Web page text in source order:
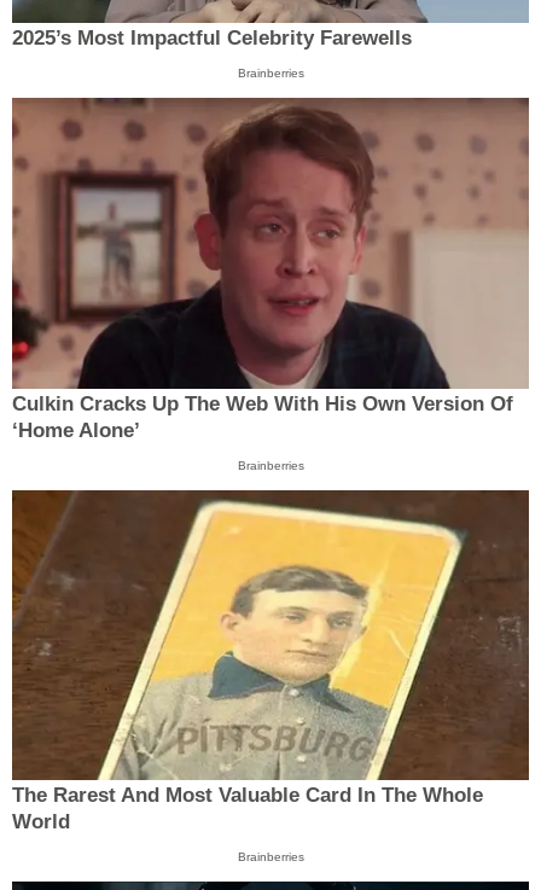
2025’s Most Impactful Celebrity Farewells
Brainberries
Culkin Cracks Up The Web With His Own Version Of
‘Home Alone’
Brainberries
The Rarest And Most Valuable Card In The Whole
World
Brainberries